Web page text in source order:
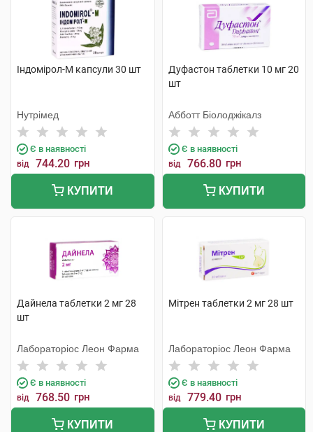
Індомірол-М капсули 30 шт
Нутрімед
Є в наявності
від 744.20 грн
КУПИТИ
Дуфастон таблетки 10 мг 20
шт
Абботт Біолоджікалз
Є в наявності
від 766.80 грн
КУПИТИ
Дайнела таблетки 2 мг 28
шт
Лабораторіос Леон Фарма
Є в наявності
від 768.50 грн
КУПИТИ
Мітрен таблетки 2 мг 28 шт
Лабораторіос Леон Фарма
Є в наявності
від 779.40 грн
КУПИТИ